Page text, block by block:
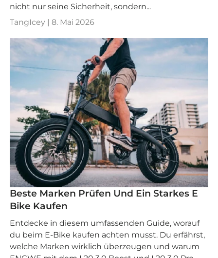
nicht nur seine Sicherheit, sondern...
TangIcey | 8. Mai 2026
Beste Marken Prüfen Und Ein Starkes E
Bike Kaufen
Entdecke in diesem umfassenden Guide, worauf
du beim E-Bike kaufen achten musst. Du erfährst,
welche Marken wirklich überzeugen und warum